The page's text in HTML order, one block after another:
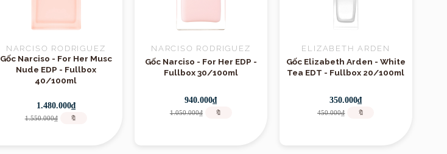
Hương
NARCISO RODRIGUEZ
Gốc Narciso - For Her Musc
Nude EDP - Fullbox
40/100ml
1.480.000₫
1.550.000₫ 🔖
NARCISO RODRIGUEZ
Gốc Narciso - For Her EDP -
Fullbox 30/100ml
940.000₫
1.050.000₫ 🔖
ELIZABETH ARDEN
Gốc Elizabeth Arden - White
Tea EDT - Fullbox 20/100ml
350.000₫
450.000₫ 🔖